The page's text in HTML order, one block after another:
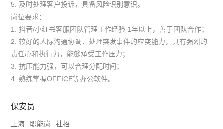
5. 及时处理客户投诉，具备风险识别意识。
岗位要求：
1. 抖音/小红书客服团队管理工作经验 1年以上，善于团队合作；
2. 较好的人际沟通协调、处理突发事件的应变能力，具有强烈的
责任心和执行力，能够承受工作压力；
3. 抗压能力强，可以合理分配时间；
4. 熟练掌握OFFICE等办公软件。
保安员
上海 职能岗 社招